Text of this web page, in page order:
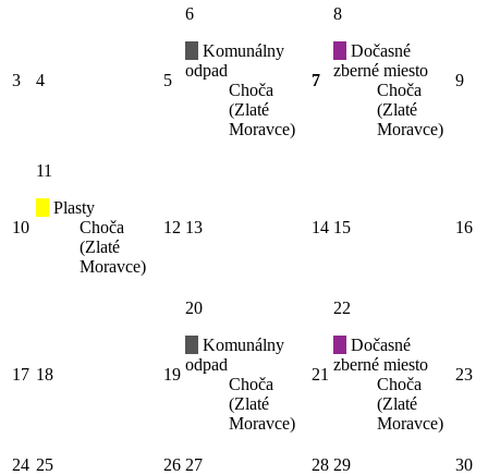
3 4 5
6
Komunálny
odpad
Choča
(Zlaté
Moravce)
7
8
Dočasné
zberné miesto
Choča
(Zlaté
Moravce)
9
10
11
Plasty
Choča
(Zlaté
Moravce)
12 13 14 15 16
17 18 19
20
Komunálny
odpad
Choča
(Zlaté
Moravce)
21
22
Dočasné
zberné miesto
Choča
(Zlaté
Moravce)
23
24 25 26 27 28 29 30